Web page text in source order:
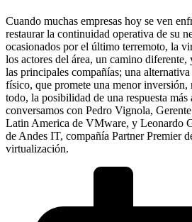
Cuando muchas empresas hoy se ven
restaurar la continuidad operativa de su
ocasionados por el último terremoto, la
los actores del área, un camino
las principales compañías; una
físico, que promete una menor
todo, la posibilidad de una respuesta más
conversamos con Pedro Vignola,
Latin America de VMware, y Leonardo
de Andes IT, compañía Partner Premier
virtualización.